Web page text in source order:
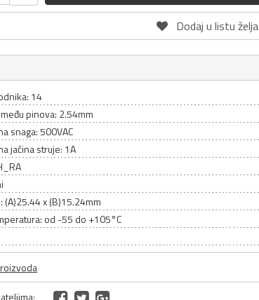
Dodaj u listu želja
14
pinova: 2.54mm
snaga: 500VAC
jačina struje: 1A
(A)25.44 x (B)15.24mm
od -55 do +105°C